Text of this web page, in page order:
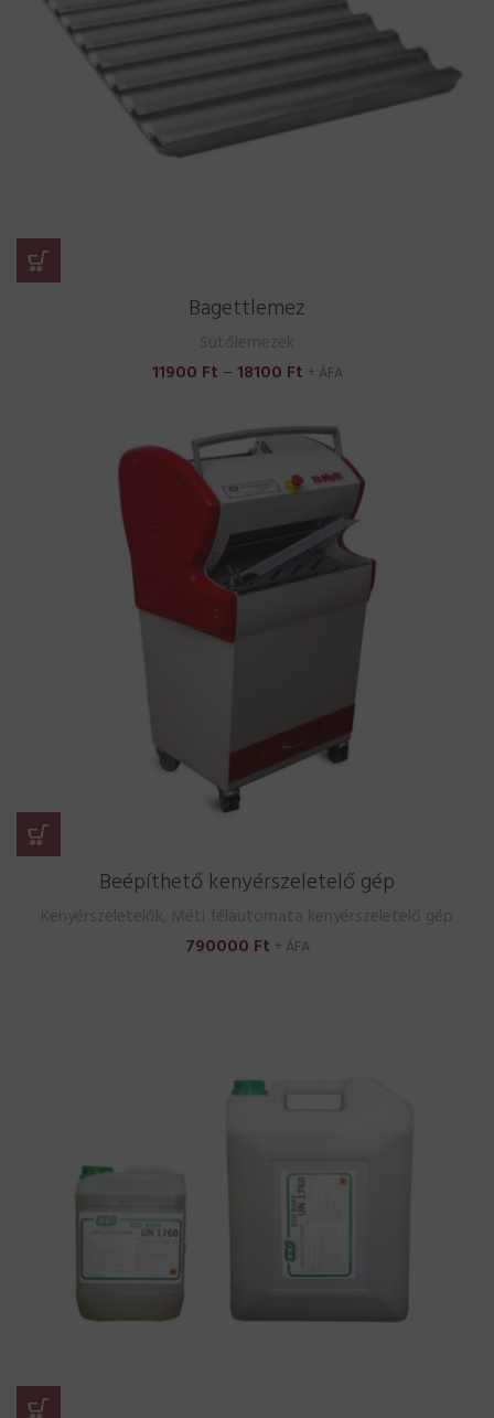
Bagettlemez
11900 Ft –18100 FtÁrtartomány:
18100 Ft
+ ÁFA
Beépíthető kenyérszeletelő gép
790000 Ft + ÁFA